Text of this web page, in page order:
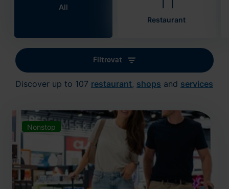
All
Restaurant
Filtrovat
Discover up to 107 restaurant, shops and services
Nonstop